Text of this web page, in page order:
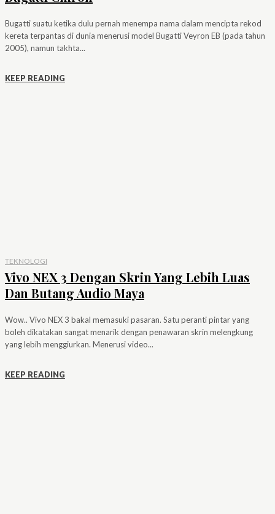
Bugatti suatu ketika dulu pernah menempa nama dalam mencipta rekod
kereta terpantas di dunia menerusi model Bugatti Veyron EB (pada tahun
2005), namun takhta...
KEEP READING
TEKNOLOGI
Vivo NEX 3 Dengan Skrin Yang Lebih Luas
Dan Butang Audio Maya
Wow.. Vivo NEX 3 bakal memasuki pasaran. Satu peranti pintar yang
boleh dikatakan sangat menarik dengan penawaran skrin melengkung
yang lebih menggiurkan. Menerusi video...
KEEP READING